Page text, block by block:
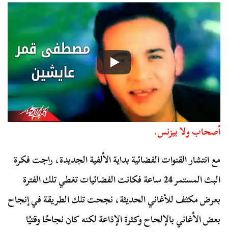
أصحاب ولا بيزنس.
مع انتشار القنوات الفضائية بداية الألفية الجديدة، راجت فكرة
البث المستمر 24 ساعة فكانت الفضائيات تغطي تلك الفترة
بعرض مكثف للأغاني الحديثة، نجحت تلك الطريقة في إنجاح
بعض الأغاني بالإلحاح وكثرة الإذاعة لكنه كان نجاحًا وقتيًا